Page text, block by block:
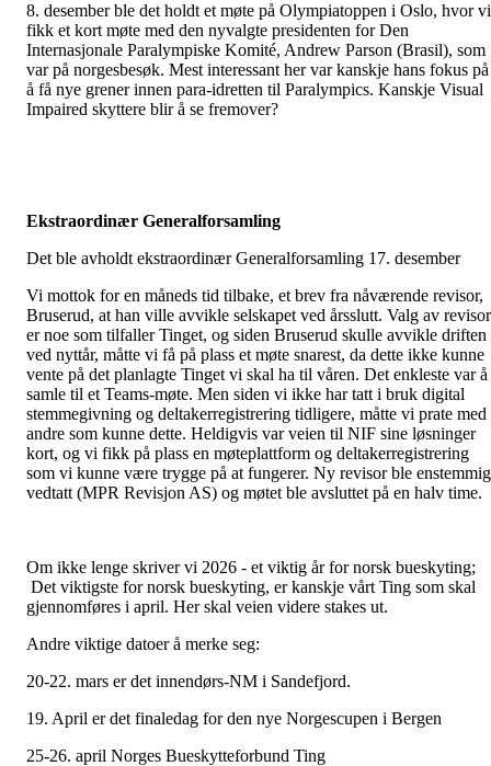
8. desember ble det holdt et møte på Olympiatoppen i Oslo, hvor vi
fikk et kort møte med den nyvalgte presidenten for Den
Internasjonale Paralympiske Komité, Andrew Parson (Brasil), som
var på norgesbesøk. Mest interessant her var kanskje hans fokus på
å få nye grener innen para-idretten til Paralympics. Kanskje Visual
Impaired skyttere blir å se fremover?
Ekstraordinær Generalforsamling
Det ble avholdt ekstraordinær Generalforsamling 17. desember
Vi mottok for en måneds tid tilbake, et brev fra nåværende revisor,
Bruserud, at han ville avvikle selskapet ved årsslutt. Valg av revisor
er noe som tilfaller Tinget, og siden Bruserud skulle avvikle driften
ved nyttår, måtte vi få på plass et møte snarest, da dette ikke kunne
vente på det planlagte Tinget vi skal ha til våren. Det enkleste var å
samle til et Teams-møte. Men siden vi ikke har tatt i bruk digital
stemmegivning og deltakerregistrering tidligere, måtte vi prate med
andre som kunne dette. Heldigvis var veien til NIF sine løsninger
kort, og vi fikk på plass en møteplattform og deltakerregistrering
som vi kunne være trygge på at fungerer. Ny revisor ble enstemmig
vedtatt (MPR Revisjon AS) og møtet ble avsluttet på en halv time.
Om ikke lenge skriver vi 2026 - et viktig år for norsk bueskyting;
Det viktigste for norsk bueskyting, er kanskje vårt Ting som skal
gjennomføres i april. Her skal veien videre stakes ut.
Andre viktige datoer å merke seg:
20-22. mars er det innendørs-NM i Sandefjord.
19. April er det finaledag for den nye Norgescupen i Bergen
25-26. april Norges Bueskytteforbund Ting